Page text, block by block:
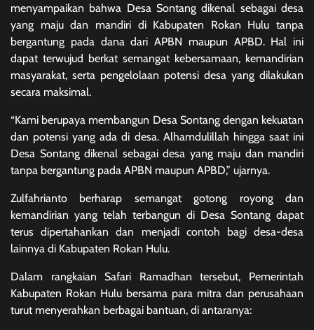
menyampaikan bahwa Desa Sontang dikenal sebagai desa
yang maju dan mandiri di Kabupaten Rokan Hulu tanpa
bergantung pada dana dari APBN maupun APBD. Hal ini
dapat terwujud berkat semangat kebersamaan, kemandirian
masyarakat, serta pengelolaan potensi desa yang dilakukan
secara maksimal.
“Kami berupaya membangun Desa Sontang dengan kekuatan
dan potensi yang ada di desa. Alhamdulillah hingga saat ini
Desa Sontang dikenal sebagai desa yang maju dan mandiri
tanpa bergantung pada APBN maupun APBD,” ujarnya.
Zulfahrianto berharap semangat gotong royong dan
kemandirian yang telah terbangun di Desa Sontang dapat
terus dipertahankan dan menjadi contoh bagi desa-desa
lainnya di Kabupaten Rokan Hulu.
Dalam rangkaian Safari Ramadhan tersebut, Pemerintah
Kabupaten Rokan Hulu bersama para mitra dan perusahaan
turut menyerahkan berbagai bantuan, di antaranya: